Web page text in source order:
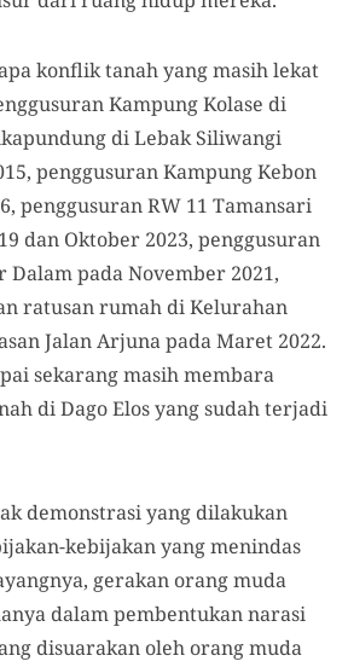
konflik tanah yang masih lekat
Kampung Kolase di
di Lebak Siliwangi
penggusuran Kampung Kebon
penggusuran RW 11 Tamansari
dan Oktober 2023, penggusuran
pada November 2021,
ratusan rumah di Kelurahan
Jalan Arjuna pada Maret 2022.
sekarang masih membara
di Dago Elos yang sudah terjadi
demonstrasi yang dilakukan
kebijakan yang menindas
gerakan orang muda
dalam pembentukan narasi
disuarakan oleh orang muda